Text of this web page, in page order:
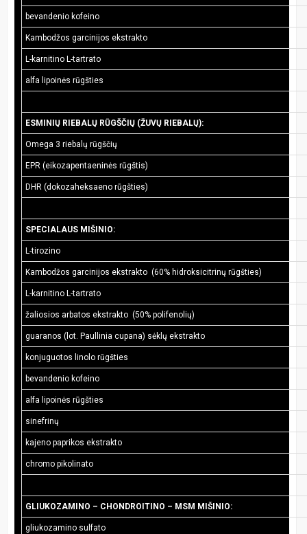
bevandenio kofeino
Kambodžos garcinijos ekstrakto
L-karnitino L-tartrato
alfa lipoinės rūgšties
ESMINIŲ RIEBALŲ RŪGŠČIŲ (ŽUVŲ RIEBALŲ):
Omega 3 riebalų rūgščių
EPR (eikozapentaeninės rūgštis)
DHR (dokozaheksaeno rūgšties)
SPECIALAUS MIŠINIO:
L-tirozino
Kambodžos garcinijos ekstrakto (60% hidroksicitrinų rūgšties)
L-karnitino L-tartrato
žaliosios arbatos ekstrakto (50% polifenolių)
guaranos (lot. Paullinia cupana) sėklų ekstrakto
konjuguotos linolo rūgšties
bevandenio kofeino
alfa lipoinės rūgšties
sinefrinų
kajeno paprikos ekstrakto
chromo pikolinato
GLIUKOZAMINO – CHONDROITINO – MSM MIŠINIO:
gliukozamino sulfato